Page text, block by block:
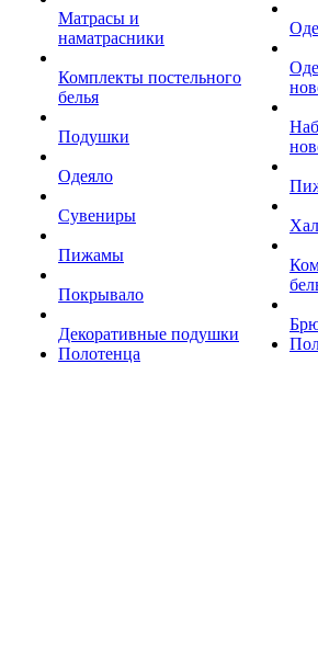
Матрасы и
наматрасники
Комплекты постельного
белья
Подушки
Одеяло
Сувениры
Пижамы
Покрывало
Декоративные подушки
Полотенца